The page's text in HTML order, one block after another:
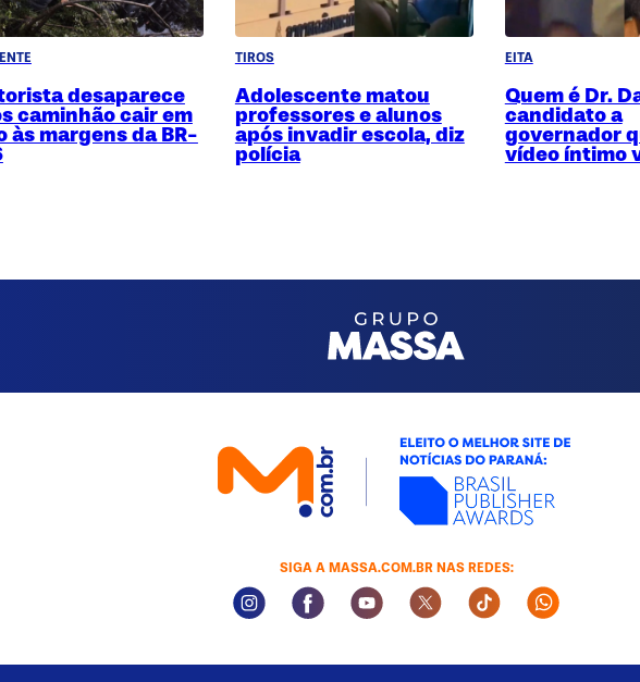
desaparece
caminhão cair em
às margens da BR-
TIROS
Adolescente matou
professores e alunos
após invadir escola, diz
polícia
EITA
Quem é Dr.
candidato a
governador
vídeo íntimo
SIGA A MASSA.COM.BR NAS REDES:
Instagram Social Media
Facebook Social Media
Youtube Social Media
Twitter Social Media
Tiktok Social